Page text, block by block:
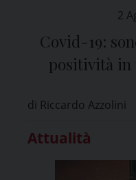
2
Covid-19:
positività in
di Riccardo Azzolini
Attualità